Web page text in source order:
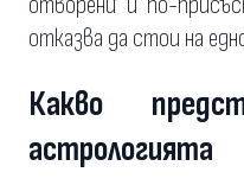
отказва да стои на
Какво
астрологията